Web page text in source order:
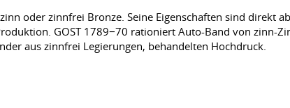
oder zinnfrei Bronze. Seine Eigenschaften sind direkt
GOST 1789−70 rationiert Auto-Band von zinn-
aus zinnfrei Legierungen, behandelten Hochdruck.